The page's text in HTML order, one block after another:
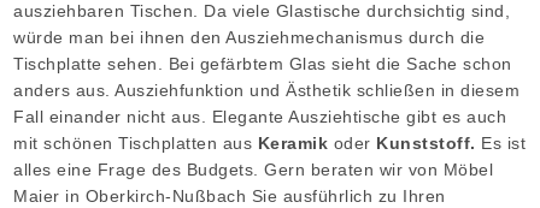
ausziehbaren Tischen. Da viele Glastische durchsichtig sind,
würde man bei ihnen den Ausziehmechanismus durch die
Tischplatte sehen. Bei gefärbtem Glas sieht die Sache schon
anders aus. Ausziehfunktion und Ästhetik schließen in diesem
Fall einander nicht aus. Elegante Ausziehtische gibt es auch
mit schönen Tischplatten aus Keramik oder Kunststoff. Es ist
alles eine Frage des Budgets. Gern beraten wir von Möbel
Maier in Oberkirch-Nußbach Sie ausführlich zu Ihren